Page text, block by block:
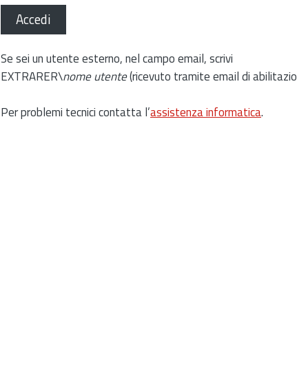
Accedi
Se sei un utente esterno, nel campo email, scrivi
EXTRARER\nome utente(ricevuto tramite email di
Per problemi tecnici contatta l’assistenza informatica.